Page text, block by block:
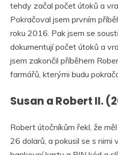
tehdy začal počet útoků a
Pokračoval jsem prvním
roku 2016. Pak jsem se
dokumentují počet útoků a
jsem zakončil příběhem
farmářů, kterými budu
Susan a Robert II.
Robert útočníkům řekl, že
26 dolarů, a pokusil se s nimi